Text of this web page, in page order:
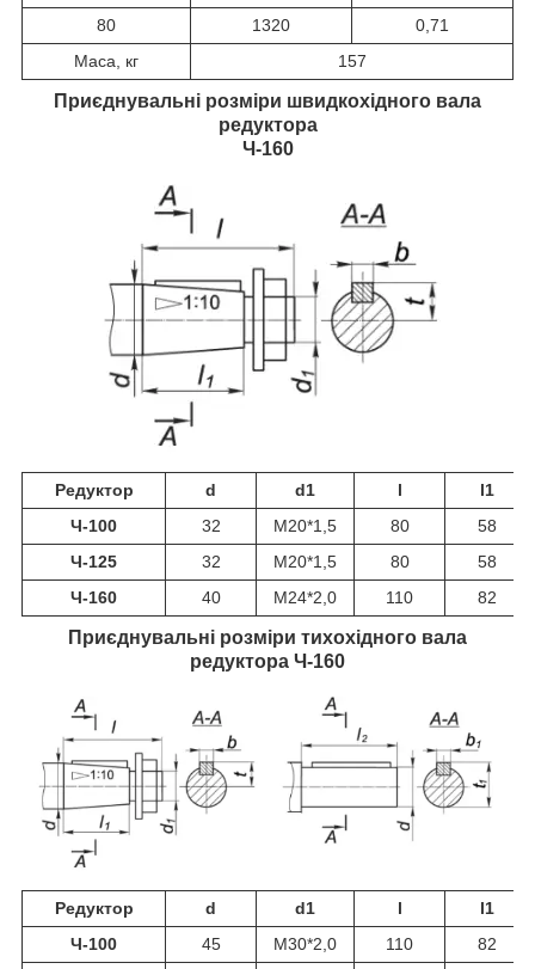
80
1320
0,71
Маса, кг
157
Приєднувальні розміри швидкохідного вала
редуктора
Ч-160
Редуктор d d1 l
l1
Ч-100
32 M20*1,5 80
58
Ч-125
32 М20*1,5 80
58
Ч-160
40 М24*2,0 110 82
Приєднувальні розміри тихохідного вала
редуктора Ч-160
Редуктор d d1 l
l1
Ч-100
45 M30*2,0 110
82